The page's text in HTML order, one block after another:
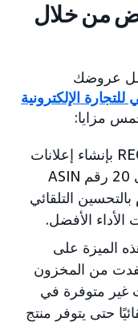
من خلال
عروضك
للتجارة الإلكترونية
مزايا:
يقوم REC بإنشاء إعلانات
تلقائيًا تحتوي على ما يصل إلى 20 رقم ASIN
التلقائي
الأفضل.
الميزة على
من المخزون
غير متوفرة في
حتى يتوفر منتج